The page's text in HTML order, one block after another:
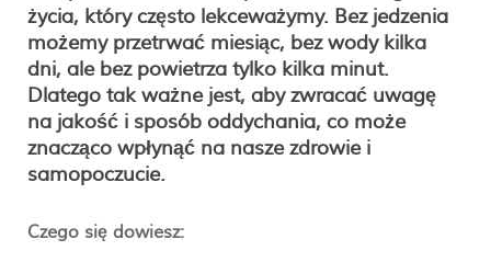
życia, który często lekceważymy. Bez jedzenia
możemy przetrwać miesiąc, bez wody kilka
dni, ale bez powietrza tylko kilka minut.
Dlatego tak ważne jest, aby zwracać uwagę
na jakość i sposób oddychania, co może
znacząco wpłynąć na nasze zdrowie i
samopoczucie.
Czego się dowiesz: